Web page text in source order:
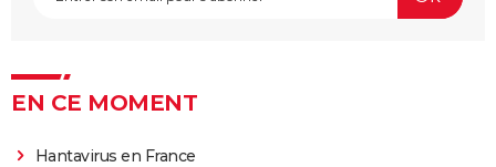
EN CE MOMENT
Hantavirus en France